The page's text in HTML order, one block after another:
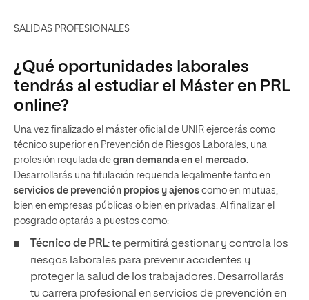
SALIDAS PROFESIONALES
¿Qué oportunidades laborales
tendrás al estudiar el Máster en PRL
online?
Una vez finalizado el máster oficial de UNIR ejercerás como
técnico superior en Prevención de Riesgos Laborales, una
profesión regulada de gran demanda en el mercado.
Desarrollarás una titulación requerida legalmente tanto en
servicios de prevención propios y ajenos como en mutuas,
bien en empresas públicas o bien en privadas. Al finalizar el
posgrado optarás a puestos como:
Técnico de PRL: te permitirá gestionar y controla los
riesgos laborales para prevenir accidentes y
proteger la salud de los trabajadores. Desarrollarás
tu carrera profesional en servicios de prevención en